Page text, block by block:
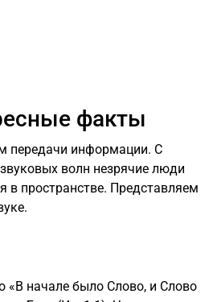
факты
передачи информации. С
волн незрячие люди
в пространстве. Представляем
«В начале было Слово, и Слово